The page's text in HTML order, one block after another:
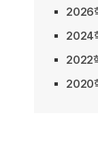
2026
2024
2022
2020